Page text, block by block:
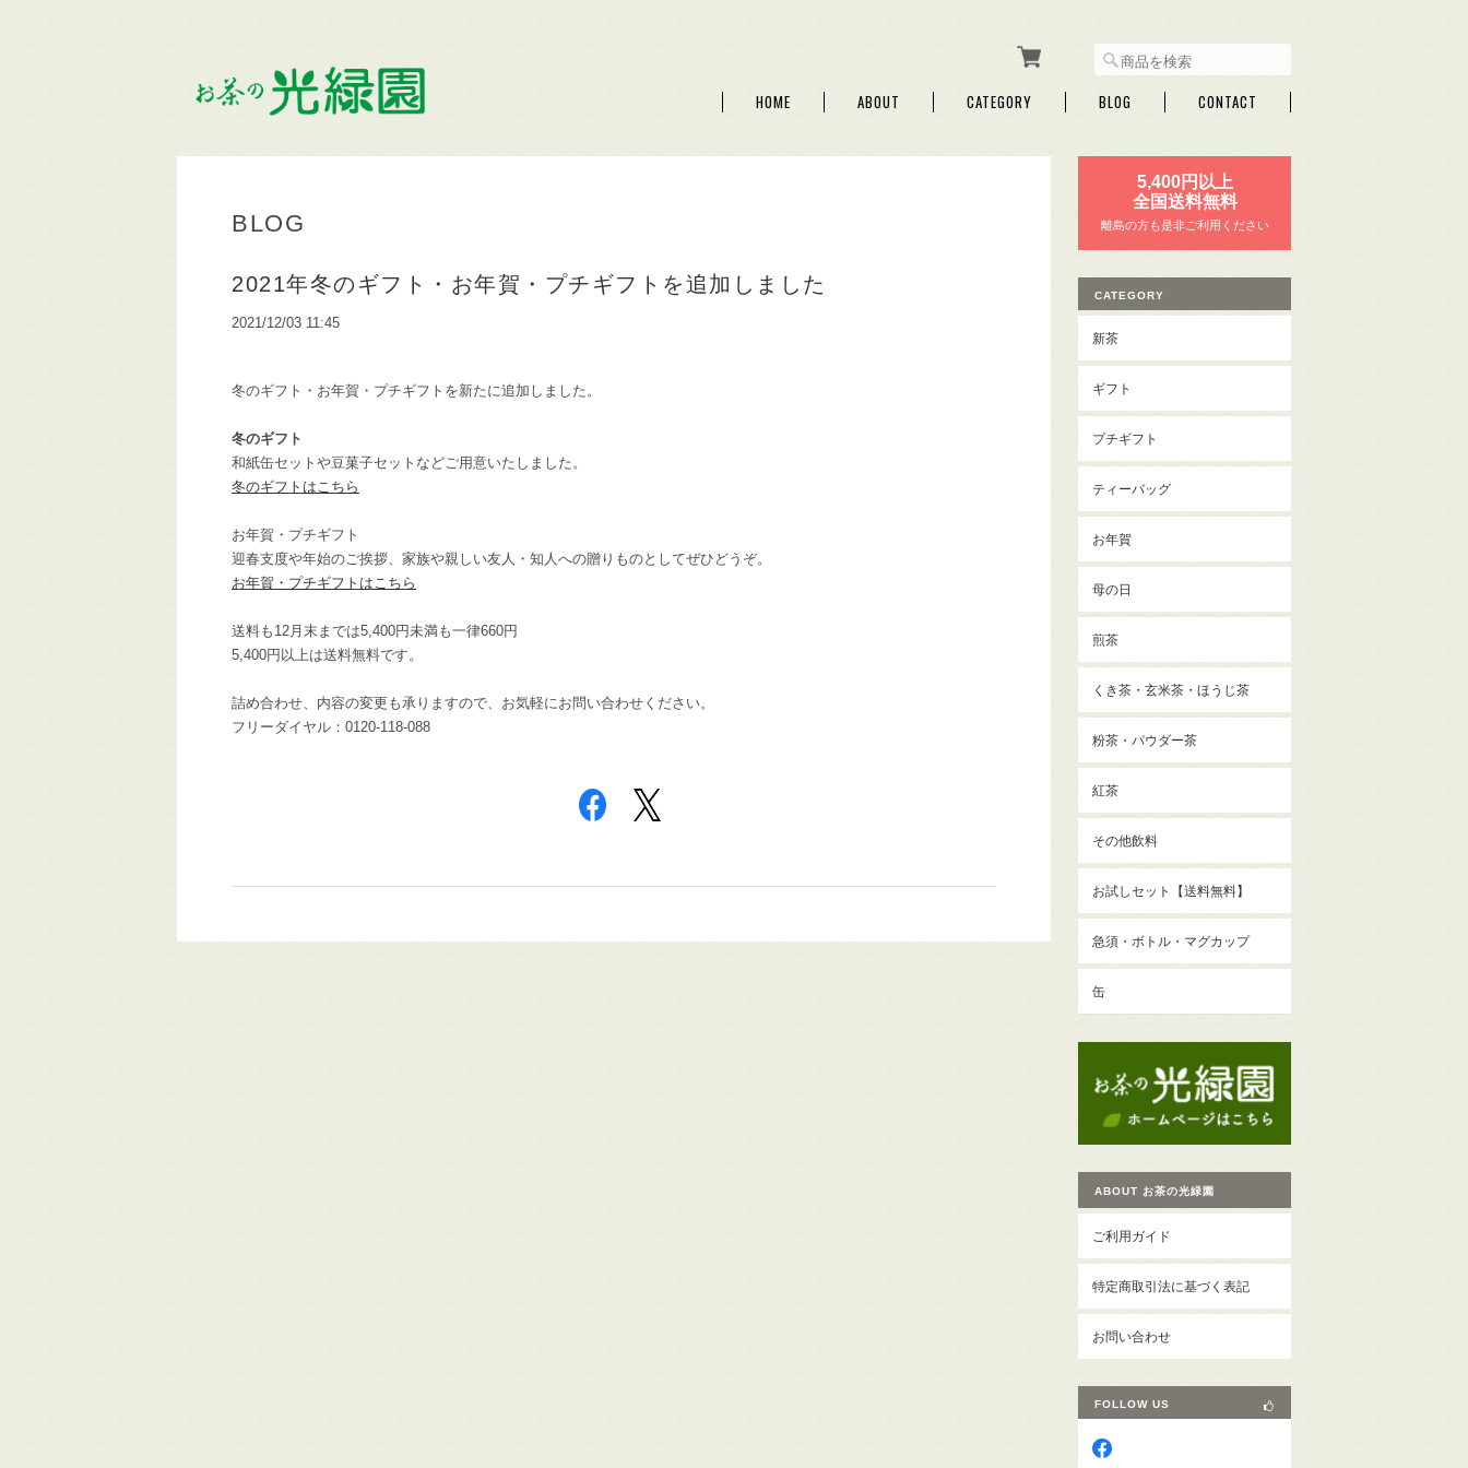
HOME ABOUT CATEGORY BLOG CONTACT
BLOG
2021年冬のギフト・お年賀・プチギフトを追加しました
2021/12/03 11:45
冬のギフト・お年賀・プチギフトを新たに追加しました。
冬のギフト
和紙缶セットや豆菓子セットなどご用意いたしました。
冬のギフトはこちら
お年賀・プチギフト
迎春支度や年始のご挨拶、家族や親しい友人・知人への贈りものとしてぜひどうぞ。
お年賀・プチギフトはこちら
送料も12月末までは5,400円未満も一律660円
5,400円以上は送料無料です。
詰め合わせ、内容の変更も承りますので、お気軽にお問い合わせください。
フリーダイヤル：0120-118-088
5,400円以上
全国送料無料
離島の方も是非ご利用ください
CATEGORY
新茶
ギフト
プチギフト
ティーバッグ
お年賀
母の日
煎茶
くき茶・玄米茶・ほうじ茶
粉茶・パウダー茶
紅茶
その他飲料
お試しセット【送料無料】
急須・ボトル・マグカップ
缶
ABOUT お茶の光緑園
ご利用ガイド
特定商取引法に基づく表記
お問い合わせ
FOLLOW US